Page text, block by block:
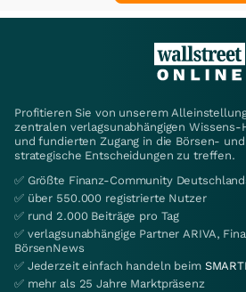
Profitieren Sie von unserem
zentralen verlagsunabhängigen
und fundierten Zugang in die Börsen-
strategische Entscheidungen zu treffen.
✅ Größte Finanz-Community
✅ über 550.000 registrierte Nutzer
✅ rund 2.000 Beiträge pro Tag
✅ verlagsunabhängige Partner ARIVA,
BörsenNews
✅ Jederzeit einfach handeln beim
✅ mehr als 25 Jahre Marktpräsenz